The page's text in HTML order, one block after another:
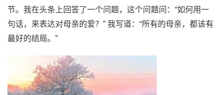
节。我在头条上回答了一个问题，这个问题问：“如何用一
句话，来表达对母亲的爱？” 我写道：“所有的母亲，都该有
最好的结局。”